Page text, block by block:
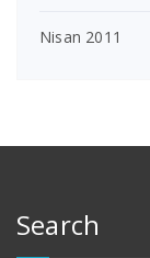
Nisan 2011
Search